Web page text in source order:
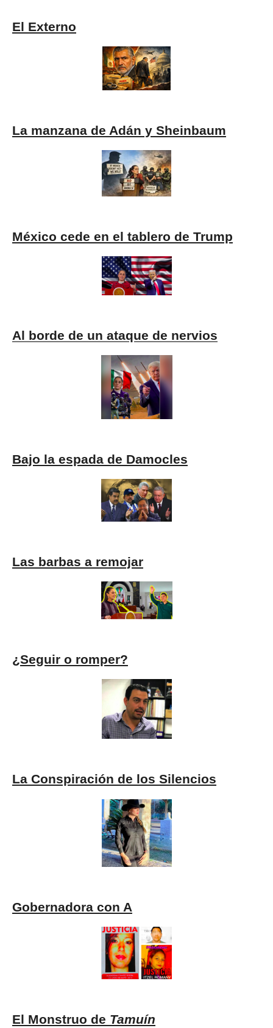
El Externo
La manzana de Adán y Sheinbaum
México cede en el tablero de Trump
Al borde de un ataque de nervios
Bajo la espada de Damocles
Las barbas a remojar
¿Seguir o romper?
La Conspiración de los Silencios
Gobernadora con A
El Monstruo de Tamuín